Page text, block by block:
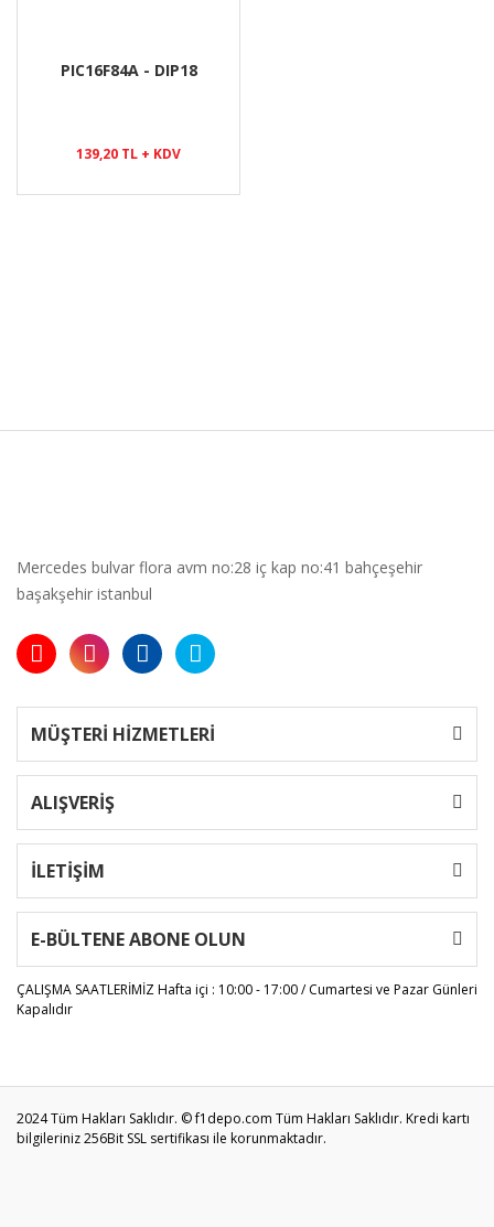
PIC16F84A - DIP18
139,20 TL + KDV
Mercedes bulvar flora avm no:28 iç kap no:41 bahçeşehir
başakşehir istanbul
MÜŞTERİ HİZMETLERİ
ALIŞVERİŞ
İLETİŞİM
E-BÜLTENE ABONE OLUN
ÇALIŞMA SAATLERİMİZHafta içi : 10:00 - 17:00 / Cumartesi ve Pazar Günleri
Kapalıdır
2024 Tüm Hakları Saklıdır. © f1depo.com Tüm Hakları Saklıdır. Kredi kartı
bilgileriniz 256Bit SSL sertifikası ile korunmaktadır.